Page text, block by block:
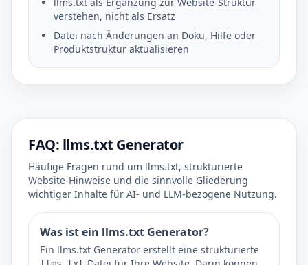
verstehen, nicht als Ersatz
Datei nach Änderungen an Doku, Hilfe oder
Produktstruktur aktualisieren
FAQ: llms.txt Generator
Häufige Fragen rund um llms.txt, strukturierte
Website-Hinweise und die sinnvolle Gliederung
wichtiger Inhalte für AI- und LLM-bezogene Nutzung.
Was ist ein llms.txt Generator?
Ein llms.txt Generator erstellt eine strukturierte